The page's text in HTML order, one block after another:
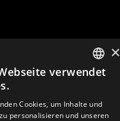
KONTAKT
ENGLISH
×
verwendet
Cookies, um Inhalte und
personalisieren und unseren